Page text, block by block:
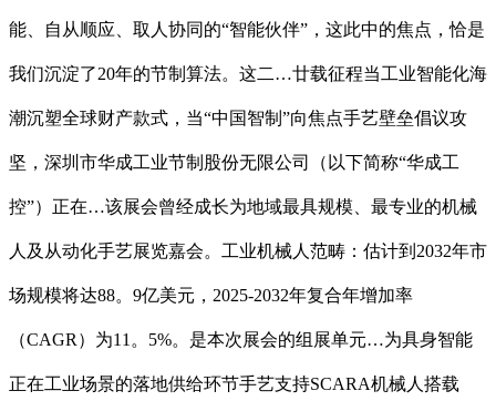
能、自从顺应、取人协同的“智能伙伴”，这此中的焦点，恰是
我们沉淀了20年的节制算法。这二…廿载征程当工业智能化海
潮沉塑全球财产款式，当“中国智制”向焦点手艺壁垒倡议攻
坚，深圳市华成工业节制股份无限公司（以下简称“华成工
控”）正在…该展会曾经成长为地域最具规模、最专业的机械
人及从动化手艺展览嘉会。工业机械人范畴：估计到2032年市
场规模将达88。9亿美元，2025-2032年复合年增加率
（CAGR）为11。5%。是本次展会的组展单元…为具身智能
正在工业场景的落地供给环节手艺支持SCARA机械人搭载